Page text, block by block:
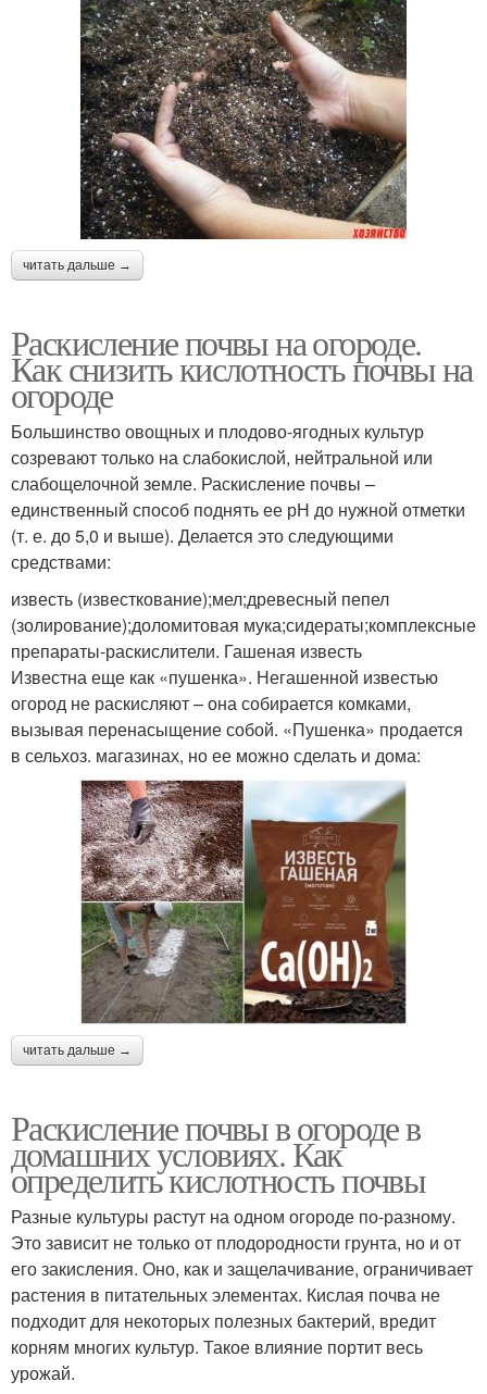
читать дальше →
Раскисление почвы на огороде.
Как снизить кислотность почвы на
огороде
Большинство овощных и плодово-ягодных культур
созревают только на слабокислой, нейтральной или
слабощелочной земле. Раскисление почвы –
единственный способ поднять ее рН до нужной отметки
(т. е. до 5,0 и выше). Делается это следующими
средствами:
известь (известкование);мел;древесный пепел
(золирование);доломитовая мука;сидераты;комплексные
препараты-раскислители. Гашеная известь
Известна еще как «пушенка». Негашенной известью
огород не раскисляют – она собирается комками,
вызывая перенасыщение собой. «Пушенка» продается
в сельхоз. магазинах, но ее можно сделать и дома:
читать дальше →
Раскисление почвы в огороде в
домашних условиях. Как
определить кислотность почвы
Разные культуры растут на одном огороде по-разному.
Это зависит не только от плодородности грунта, но и от
его закисления. Оно, как и защелачивание, ограничивает
растения в питательных элементах. Кислая почва не
подходит для некоторых полезных бактерий, вредит
корням многих культур. Такое влияние портит весь
урожай.